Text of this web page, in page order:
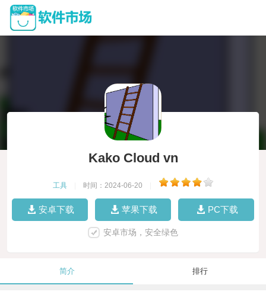
Kako Cloud vn
工具 时间：2024-06-20
安卓下载 苹果下载 PC下载
安卓市场，安全绿色
简介 排行